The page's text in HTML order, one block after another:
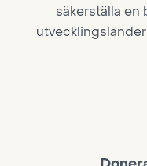
säkerställa en